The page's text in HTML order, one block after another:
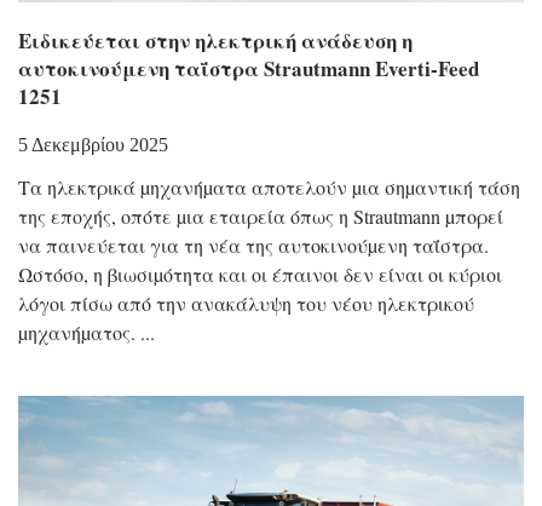
Ειδικεύεται στην ηλεκτρική ανάδευση η
αυτοκινούμενη ταΐστρα Strautmann Everti-Feed
1251
5 Δεκεμβρίου 2025
Τα ηλεκτρικά µηχανήµατα αποτελούν µια σηµαντική τάση
της εποχής, οπότε µια εταιρεία όπως η Strautmann µπορεί
να παινεύεται για τη νέα της αυτοκινούµενη ταΐστρα.
Ωστόσο, η βιωσιµότητα και οι έπαινοι δεν είναι οι κύριοι
λόγοι πίσω από την ανακάλυψη του νέου ηλεκτρικού
µηχανήµατος.